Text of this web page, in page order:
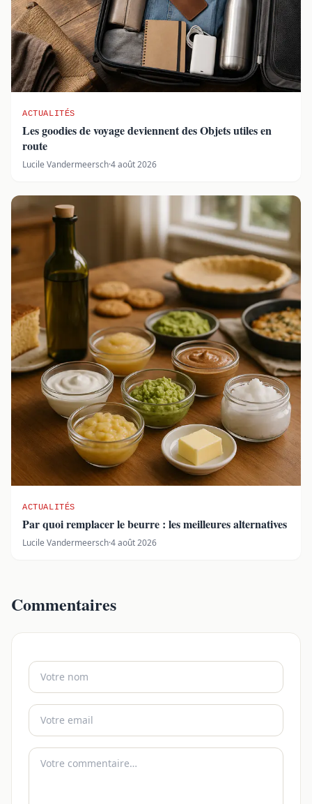
ACTUALITÉS
Les goodies de voyage deviennent des Objets utiles en
route
Lucile Vandermeersch·4 août 2026
ACTUALITÉS
Par quoi remplacer le beurre : les meilleures alternatives
Lucile Vandermeersch·4 août 2026
Commentaires